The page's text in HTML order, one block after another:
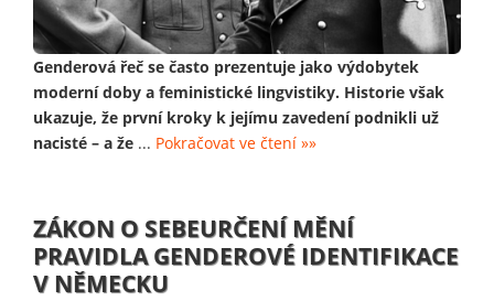
Genderová řeč se často prezentuje jako výdobytek
moderní doby a feministické lingvistiky. Historie však
ukazuje, že první kroky k jejímu zavedení podnikli už
nacisté – a že ... Pokračovat ve čtení »»
ZÁKON O SEBEURČENÍ MĚNÍ
PRAVIDLA GENDEROVÉ IDENTIFIKACE
V NĚMECKU